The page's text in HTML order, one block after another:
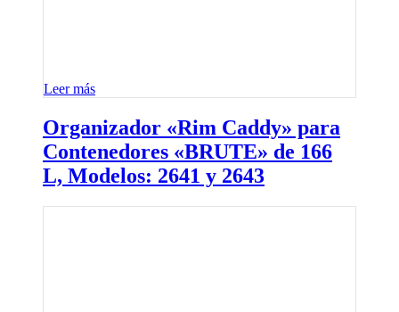
Leer más
Organizador «Rim Caddy» para
Contenedores «BRUTE» de 166
L, Modelos: 2641 y 2643